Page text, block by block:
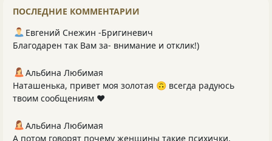
ПОСЛЕДНИЕ КОММЕНТАРИИ
Евгений Снежин -Бригиневич
Благодарен так Вам за- внимание и отклик!)
Альбина Любимая
Наташенька, привет моя золотая 🙃 всегда радуюсь
твоим сообщениям ❤️
Альбина Любимая
А потом говорят почему женщины такие психички,